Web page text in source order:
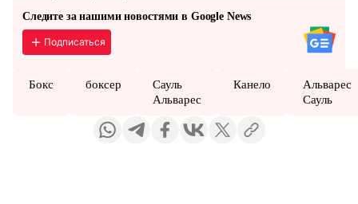
Следите за нашими новостями в Google News
Подписаться
Бокс боксер
Сауль
Альварес
Канело
Альварес
Сауль